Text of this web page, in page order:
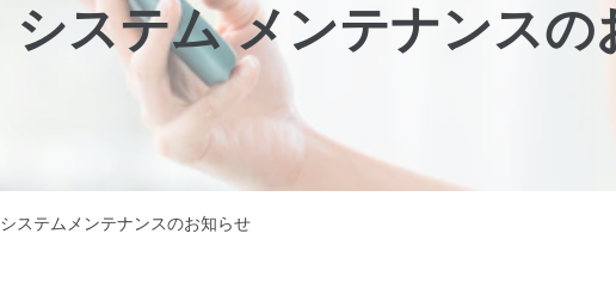
システム メンテナンスの
システムメンテナンスのお知らせ